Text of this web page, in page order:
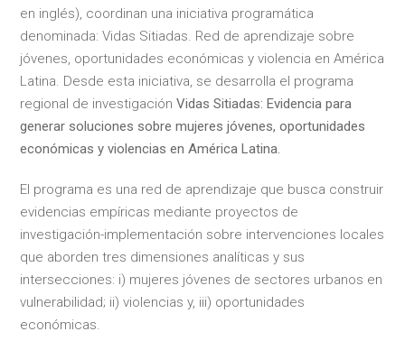
en inglés), coordinan una iniciativa programática
denominada: Vidas Sitiadas. Red de aprendizaje sobre
jóvenes, oportunidades económicas y violencia en América
Latina. Desde esta iniciativa, se desarrolla el programa
regional de investigaciónVidas Sitiadas: Evidencia para
generar soluciones sobre mujeres jóvenes, oportunidades
económicas y violencias en América Latina.
El programa es una red de aprendizaje que busca construir
evidencias empíricas mediante proyectos de
investigación-implementación sobre intervenciones locales
que aborden tres dimensiones analíticas y sus
intersecciones: i) mujeres jóvenes de sectores urbanos en
vulnerabilidad; ii) violencias y, iii) oportunidades
económicas.